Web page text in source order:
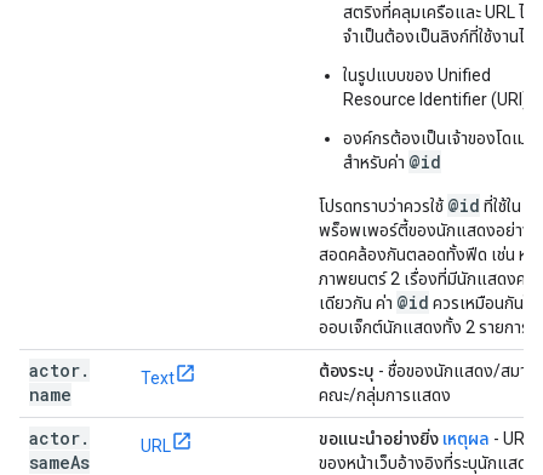
สตริงที่คลุมเครือและ URL ไม่
จำเป็นต้องเป็นลิงก์ที่ใช้งานได้
ในรูปแบบของ Unified
Resource Identifier (URI)
องค์กรต้องเป็นเจ้าของโดเมน
สำหรับค่า @id
โปรดทราบว่าควรใช้ @id ที่ใช้ใน
พร็อพเพอร์ตี้ของนักแสดงอย่าง
สอดคล้องกันตลอดทั้งฟีด เช่น หา
ภาพยนตร์ 2 เรื่องที่มีนักแสดงคน
เดียวกัน ค่า @id ควรเหมือนกันใน
ออบเจ็กต์นักแสดงทั้ง 2 รายการนี้
actor.
name
Text ต้องระบุ - ชื่อของนักแสดง/สมาชิ
คณะ/กลุ่มการแสดง
actor.
sameAs
URL ขอแนะนำอย่างยิ่ง เหตุผล - URL
ของหน้าเว็บอ้างอิงที่ระบุนักแสดง